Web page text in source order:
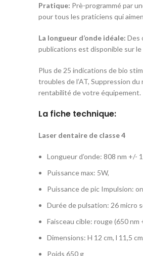
Pratique: Prè-programmé par
pour tous les praticiens qui
La longueur d’onde idéale: Des
publications est disponible sur
Plus de 25 indications de bio
troubles de l’AT, Suppression
rentabilité de votre équipement.
La fiche technique:
Laser dentaire de classe 4
Longueur d’onde: 808 nm +/-
Puissance max: 5W,
Puissance de pic Impulsion:
Durée de pulsation: 26 micro
Faisceau cible: rouge (650 nm
Dimensions: H 12 cm, l 11,5
Poids 650 g